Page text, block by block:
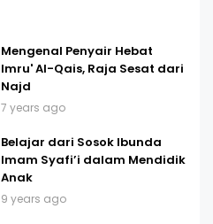
Mengenal Penyair Hebat
Imru' Al-Qais, Raja Sesat dari
Najd
7 years ago
Belajar dari Sosok Ibunda
Imam Syafi’i dalam Mendidik
Anak
9 years ago